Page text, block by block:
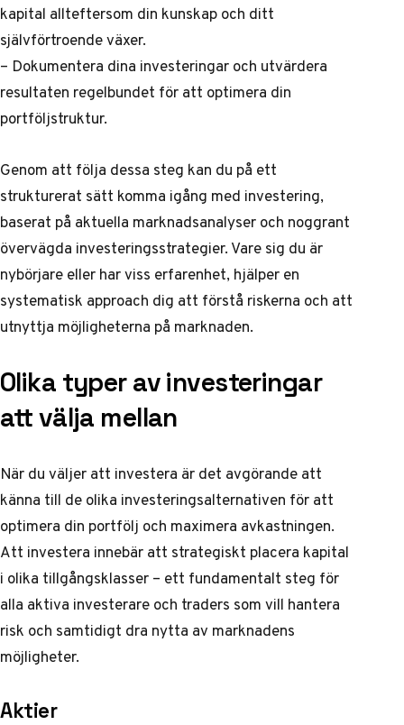
kapital allteftersom din kunskap och ditt
självförtroende växer.
– Dokumentera dina investeringar och utvärdera
resultaten regelbundet för att optimera din
portföljstruktur.
Genom att följa dessa steg kan du på ett
strukturerat sätt komma igång med investering,
baserat på aktuella marknadsanalyser och noggrant
övervägda investeringsstrategier. Vare sig du är
nybörjare eller har viss erfarenhet, hjälper en
systematisk approach dig att förstå riskerna och att
utnyttja möjligheterna på marknaden.
Olika typer av investeringar
att välja mellan
När du väljer att investera är det avgörande att
känna till de olika investeringsalternativen för att
optimera din portfölj och maximera avkastningen.
Att investera innebär att strategiskt placera kapital
i olika tillgångsklasser – ett fundamentalt steg för
alla aktiva investerare och traders som vill hantera
risk och samtidigt dra nytta av marknadens
möjligheter.
Aktier